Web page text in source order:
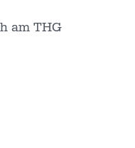
am THG